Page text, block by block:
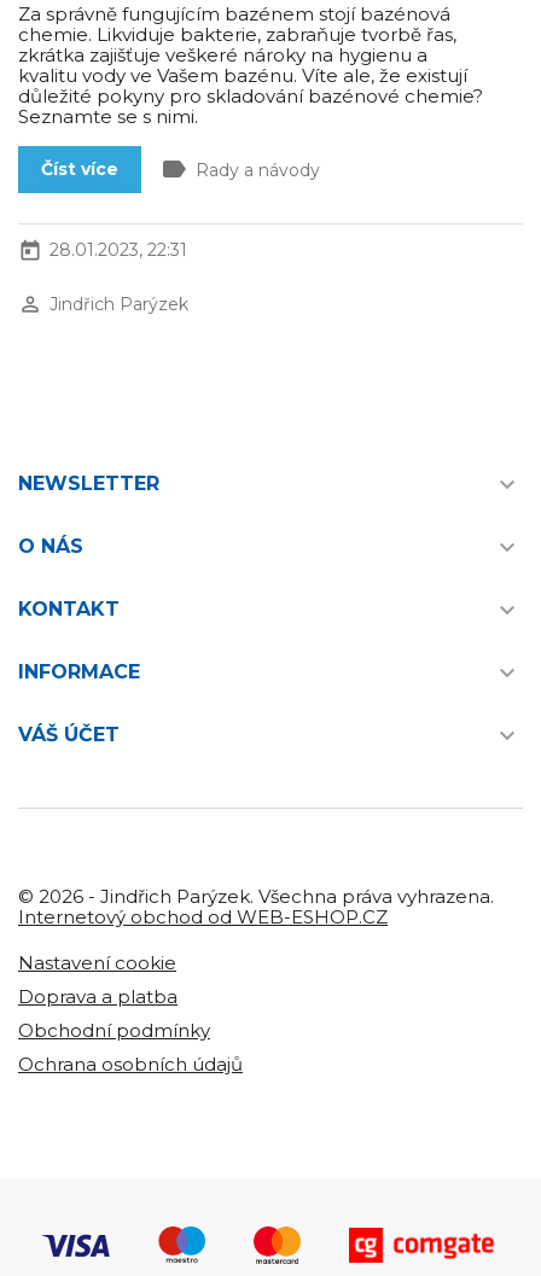
Za správně fungujícím bazénem stojí bazénová
chemie. Likviduje bakterie, zabraňuje tvorbě řas,
zkrátka zajišťuje veškeré nároky na hygienu a
kvalitu vody ve Vašem bazénu. Víte ale, že existují
důležité pokyny pro skladování bazénové chemie?
Seznamte se s nimi.
Číst více label Rady a návody
today 28.01.2023, 22:31
perm_identity Jindřich Parýzek
NEWSLETTER 
O NÁS 
KONTAKT 
INFORMACE 
VÁŠ ÚČET 
© 2026 - Jindřich Parýzek. Všechna práva vyhrazena.
Internetový obchod od WEB-ESHOP.CZ
Nastavení cookie
Doprava a platba
Obchodní podmínky
Ochrana osobních údajů